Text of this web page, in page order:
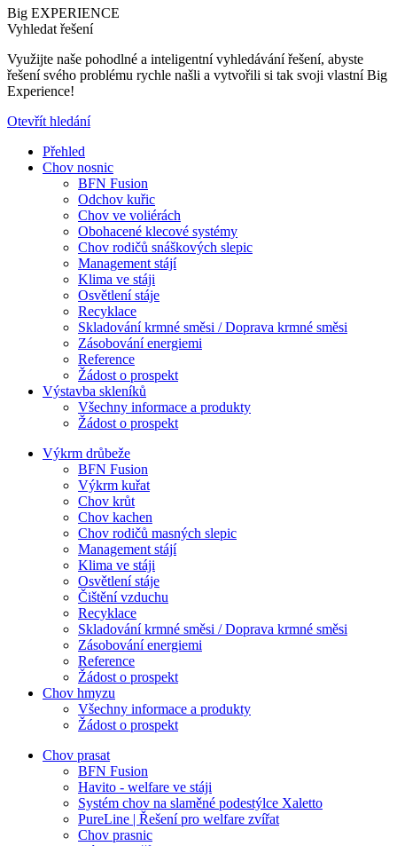
Big EXPERIENCE
Vyhledat řešení
Využijte naše pohodlné a inteligentní vyhledávání řešení, abyste
řešení svého problému rychle našli a vytvořili si tak svoji vlastní Big
Experience!
Otevřít hledání
Přehled
Chov nosnic
BFN Fusion
Odchov kuřic
Chov ve voliérách
Obohacené klecové systémy
Chov rodičů snáškových slepic
Management stájí
Klima ve stáji
Osvětlení stáje
Recyklace
Skladování krmné směsi / Doprava krmné směsi
Zásobování energiemi
Reference
Žádost o prospekt
Výstavba skleníků
Všechny informace a produkty
Žádost o prospekt
Výkrm drůbeže
BFN Fusion
Výkrm kuřat
Chov krůt
Chov kachen
Chov rodičů masných slepic
Management stájí
Klima ve stáji
Osvětlení stáje
Čištění vzduchu
Recyklace
Skladování krmné směsi / Doprava krmné směsi
Zásobování energiemi
Reference
Žádost o prospekt
Chov hmyzu
Všechny informace a produkty
Žádost o prospekt
Chov prasat
BFN Fusion
Havito - welfare ve stáji
Systém chov na slaměné podestýlce Xaletto
PureLine | Řešení pro welfare zvířat
Chov prasnic